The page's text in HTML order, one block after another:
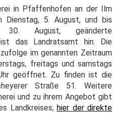
in Pfaffenhofen an der Ilm
Dienstag, 5. August, und bis
30. August, geänderte
das Landratsamt hin. Die
im genannten Zeitraum
freitags und samstags
geöffnet. Zu finden ist die
Straße 51. Weitere
und zu ihrem Angebot gibt
Landkreises; hier der direkte